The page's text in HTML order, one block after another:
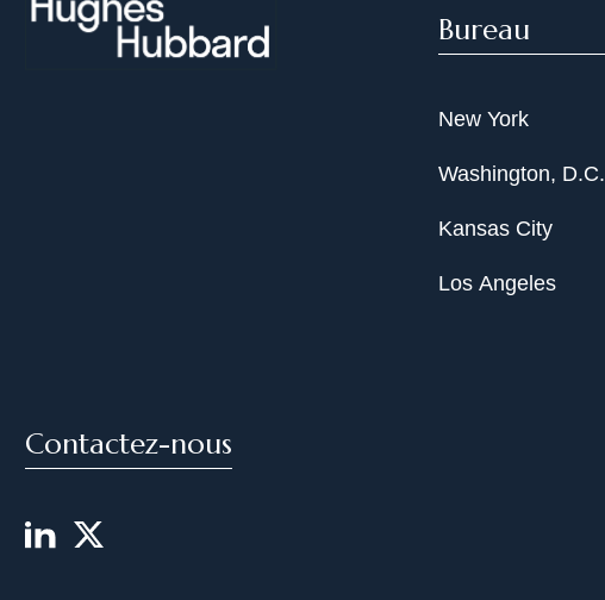
Bureau
New York
Washington, D.C.
Kansas City
Los Angeles
Contactez-nous